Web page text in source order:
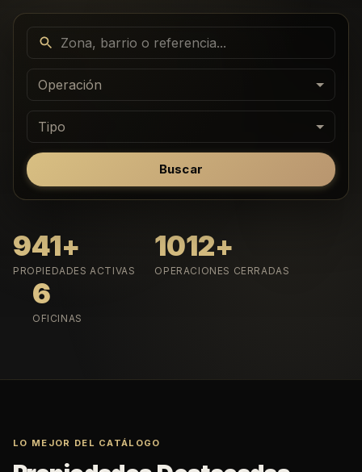
Operación
Tipo
Buscar
941+
PROPIEDADES ACTIVAS
1012+
OPERACIONES CERRADAS
6
OFICINAS
LO MEJOR DEL CATÁLOGO